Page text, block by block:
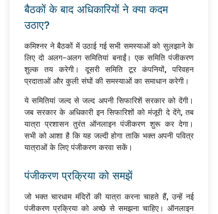
बैठकों के बाद अधिकारियों ने क्या कदम
उठाए?
कमिश्नर ने बैठकों में उठाई गई सभी समस्याओं को सुलझाने के
लिए दो अलग-अलग समितियां बनाईं। एक समिति पंजीकरण
शुल्क तय करेगी। दूसरी समिति टूर कंपनियों, परिवहन
प्रदाताओं और कुली संघों की समस्याओं का समाधान करेगी।
ये समितियां जल्द से जल्द अपनी सिफारिशें सरकार को देंगी।
जब सरकार के अधिकारी इन सिफारिशों को मंजूरी दे देंगे, तब
यात्रा प्रशासन तुरंत ऑनलाइन पंजीकरण शुरू कर देगा।
सभी को आशा है कि यह जल्दी होगा ताकि भक्त अपनी पवित्र
यात्राओं के लिए पंजीकरण करवा सकें।
पंजीकरण प्रक्रिया को समझें
जो भक्त चारधाम मंदिरों की यात्रा करना चाहते हैं, उन्हें नई
पंजीकरण प्रक्रिया को अच्छे से समझना चाहिए। ऑनलाइन